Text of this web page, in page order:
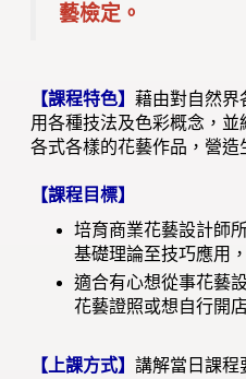
藝檢定。
【課程特色】藉由對自然界
用各種技法及色彩概念，
各式各樣的花藝作品，營造
【課程目標】
培育商業花藝設計師
基礎理論至技巧應用
適合有心想從事花藝
花藝證照或想自行開
【上課方式】講解當日課程